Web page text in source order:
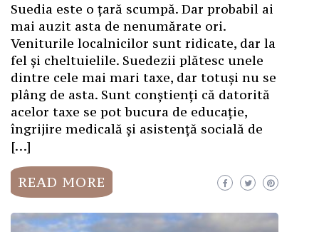
Suedia este o țară scumpă. Dar probabil ai
mai auzit asta de nenumărate ori.
Veniturile localnicilor sunt ridicate, dar la
fel și cheltuielile. Suedezii plătesc unele
dintre cele mai mari taxe, dar totuși nu se
plâng de asta. Sunt conștienți că datorită
acelor taxe se pot bucura de educație,
îngrijire medicală și asistență socială de
[…]
READ MORE